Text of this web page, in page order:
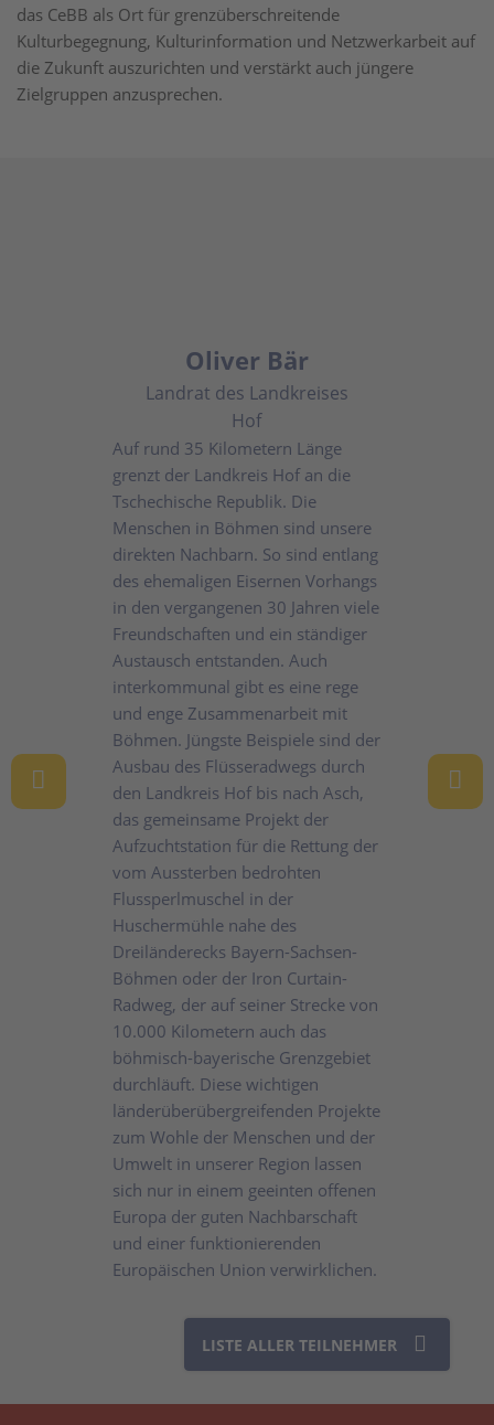
das CeBB als Ort für grenzüberschreitende
Kulturbegegnung, Kulturinformation und Netzwerkarbeit auf
die Zukunft auszurichten und verstärkt auch jüngere
Zielgruppen anzusprechen.
Oliver Bär
Landrat des Landkreises
Hof
Auf rund 35 Kilometern Länge
grenzt der Landkreis Hof an die
Tschechische Republik. Die
Menschen in Böhmen sind unsere
direkten Nachbarn. So sind entlang
des ehemaligen Eisernen Vorhangs
in den vergangenen 30 Jahren viele
Freundschaften und ein ständiger
Austausch entstanden. Auch
interkommunal gibt es eine rege
und enge Zusammenarbeit mit
Böhmen. Jüngste Beispiele sind der
Ausbau des Flüsseradwegs durch
den Landkreis Hof bis nach Asch,
das gemeinsame Projekt der
Aufzuchtstation für die Rettung der
vom Aussterben bedrohten
Flussperlmuschel in der
Huschermühle nahe des
Dreiländerecks Bayern-Sachsen-
Böhmen oder der Iron Curtain-
Radweg, der auf seiner Strecke von
10.000 Kilometern auch das
böhmisch-bayerische Grenzgebiet
durchläuft. Diese wichtigen
länderüberübergreifenden Projekte
zum Wohle der Menschen und der
Umwelt in unserer Region lassen
sich nur in einem geeinten offenen
Europa der guten Nachbarschaft
und einer funktionierenden
Europäischen Union verwirklichen.
LISTE ALLER TEILNEHMER